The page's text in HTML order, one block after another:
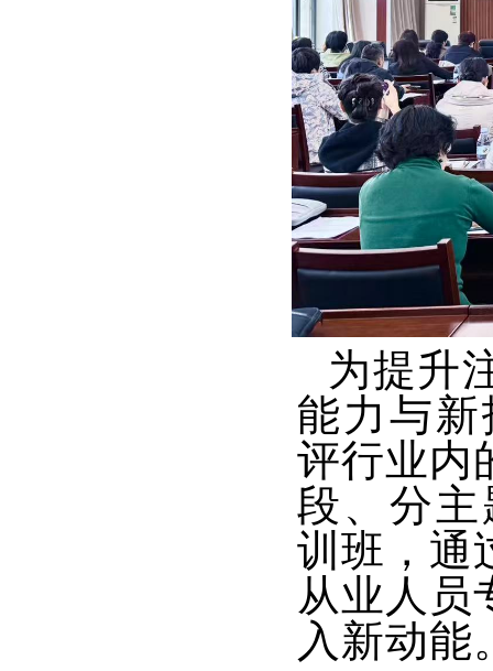
为提升
能力与新
评行业内
段、分主
训班，通
从业人员
入新动能